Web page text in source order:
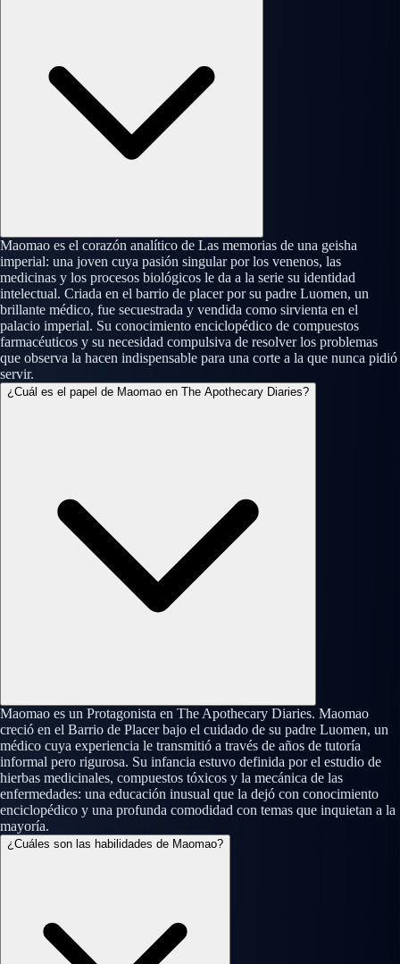
Maomao es el corazón analítico de Las memorias de una geisha
imperial: una joven cuya pasión singular por los venenos, las
medicinas y los procesos biológicos le da a la serie su identidad
intelectual. Criada en el barrio de placer por su padre Luomen, un
brillante médico, fue secuestrada y vendida como sirvienta en el
palacio imperial. Su conocimiento enciclopédico de compuestos
farmacéuticos y su necesidad compulsiva de resolver los problemas
que observa la hacen indispensable para una corte a la que nunca pidió
servir.
¿Cuál es el papel de Maomao en The Apothecary Diaries?
Maomao es un Protagonista en The Apothecary Diaries. Maomao
creció en el Barrio de Placer bajo el cuidado de su padre Luomen, un
médico cuya experiencia le transmitió a través de años de tutoría
informal pero rigurosa. Su infancia estuvo definida por el estudio de
hierbas medicinales, compuestos tóxicos y la mecánica de las
enfermedades: una educación inusual que la dejó con conocimiento
enciclopédico y una profunda comodidad con temas que inquietan a la
mayoría.
¿Cuáles son las habilidades de Maomao?